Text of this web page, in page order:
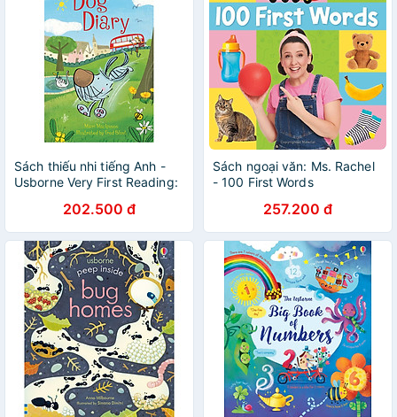
Sách thiếu nhi tiếng Anh -
Usborne Very First Reading:
202.500 đ
Sách ngoại văn: Ms. Rachel
- 100 First Words
257.200 đ